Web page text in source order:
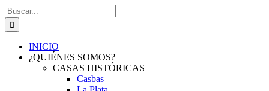
Saltar
al
contenido
Buscar:
INICIO
¿QUIÉNES SOMOS?
CASAS HISTÓRICAS
Casbas